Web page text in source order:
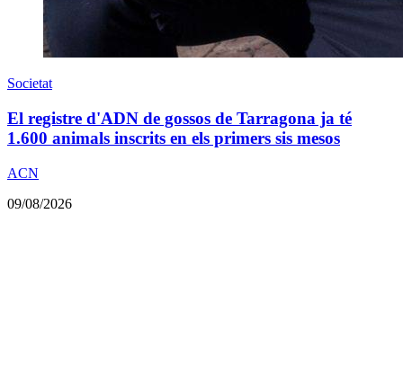
Societat
El registre d'ADN de gossos de Tarragona ja té
1.600 animals inscrits en els primers sis mesos
ACN
09/08/2026